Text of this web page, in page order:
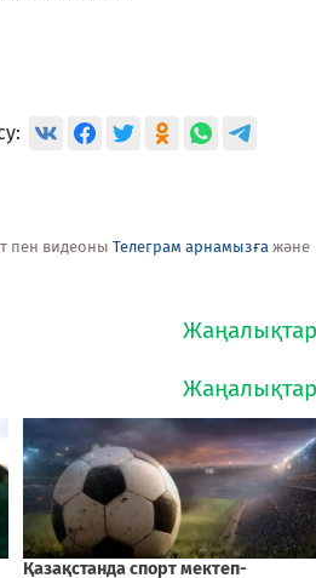
пен видеоны Телеграм арнамызға және